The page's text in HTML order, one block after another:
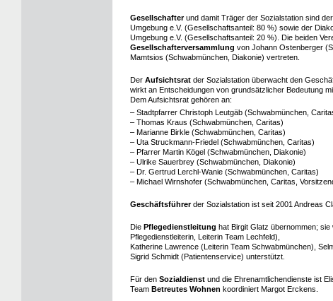
Gesellschafterund damit Träger der Sozialstation sind
Umgebung e.V. (Gesellschaftsanteil: 80 %) sowie der
Umgebung e.V. (Gesellschaftsanteil: 20 %). Die beiden
Gesellschafterversammlung von Johann Ostenberger
Mamtsios (Schwabmünchen, Diakonie) vertreten.
Der Aufsichtsrat der Sozialstation überwacht den
wirkt an Entscheidungen von grundsätzlicher Bedeutung
Dem Aufsichtsrat gehören an:
– Stadtpfarrer Christoph Leutgäb (Schwabmünchen,
– Thomas Kraus (Schwabmünchen, Caritas)
– Marianne Birkle (Schwabmünchen, Caritas)
– Uta Struckmann-Friedel (Schwabmünchen, Caritas)
– Pfarrer Martin Kögel (Schwabmünchen, Diakonie)
– Ulrike Sauerbrey (Schwabmünchen, Diakonie)
– Dr. Gertrud Lerchl-Wanie (Schwabmünchen, Caritas)
– Michael Wirnshofer (Schwabmünchen, Caritas,
Geschäftsführerder Sozialstation ist seit 2001 Andreas
Die Pflegedienstleitung hat Birgit Glatz übernommen;
Pflegedienstleiterin, Leiterin Team Lechfeld),
Katherine Lawrence (Leiterin Team Schwabmünchen),
Sigrid Schmidt (Patientenservice) unterstützt.
Für den Sozialdienst und die Ehrenamtlichendienste ist
Team Betreutes Wohnen koordiniert Margot Erckens.